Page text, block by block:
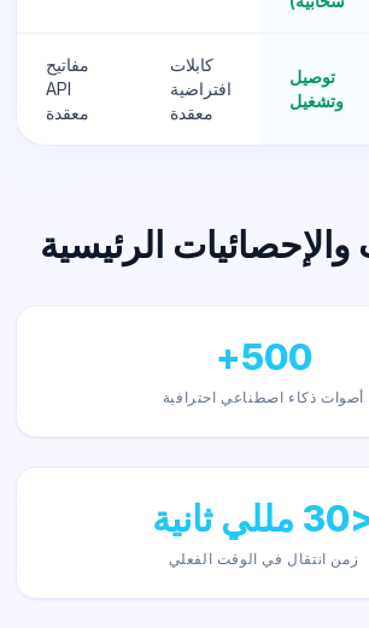
توصيل
وتشغيل
كابلات
افتراضية
معقدة
مفاتيح
API
معقدة
والإحصائيات الرئيسية
500+
أصوات ذكاء اصطناعي احترافية
زمن انتقال في الوقت الفعلي